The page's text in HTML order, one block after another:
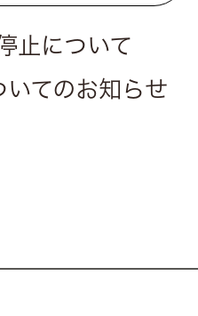
止について
てのお知らせ